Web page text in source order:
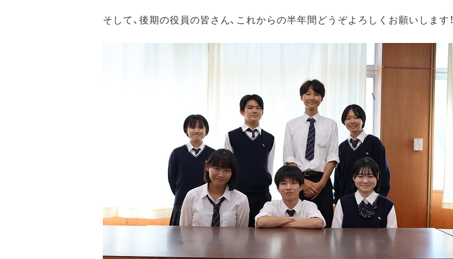
そして、後期の役員の皆さん、これからの半年間どうぞよろしくお願いします！